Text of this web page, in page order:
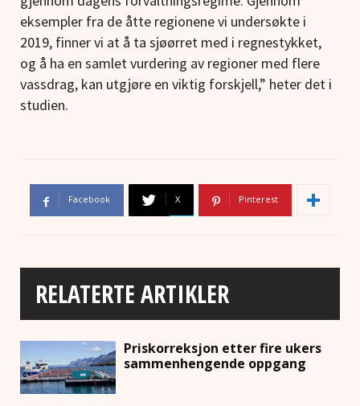
eksempler fra de åtte regionene vi undersøkte i
2019, finner vi at å ta sjøørret med i regnestykket,
og å ha en samlet vurdering av regioner med flere
vassdrag, kan utgjøre en viktig forskjell,” heter det i
studien.
Facebook X Pinterest
RELATERTE ARTIKLER
Priskorreksjon etter fire ukers
sammenhengende oppgang